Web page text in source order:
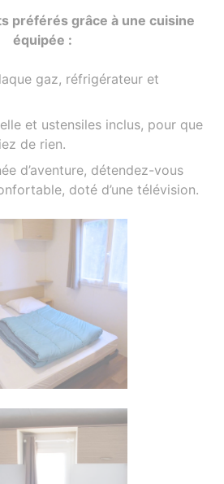
préférés grâce à une cuisine
équipée :
gaz, réfrigérateur et
et ustensiles inclus, pour que
de rien.
d’aventure, détendez-vous
doté d’une télévision.